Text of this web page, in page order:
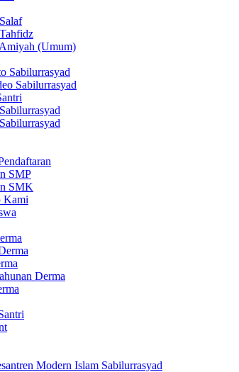
(Umum)
Sabilurrasyad
Sabilurrasyad
SMP
SMK
Kami
Derma
Modern Islam Sabilurrasyad